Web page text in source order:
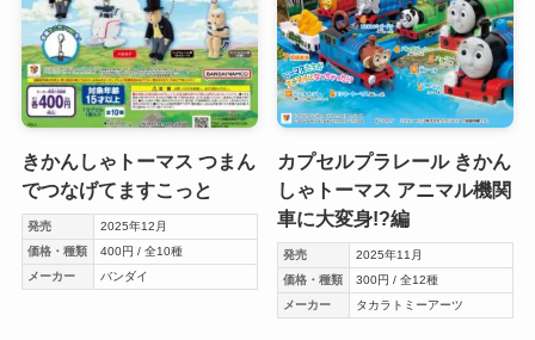
きかんしゃトーマス つまん
でつなげてますこっと
発売
2025年12月
価格・種類
400円 / 全10種
メーカー
バンダイ
カプセルプラレール きかん
しゃトーマス アニマル機関
車に大変身!?編
発売
2025年11月
価格・種類
300円 / 全12種
メーカー
タカラトミーアーツ